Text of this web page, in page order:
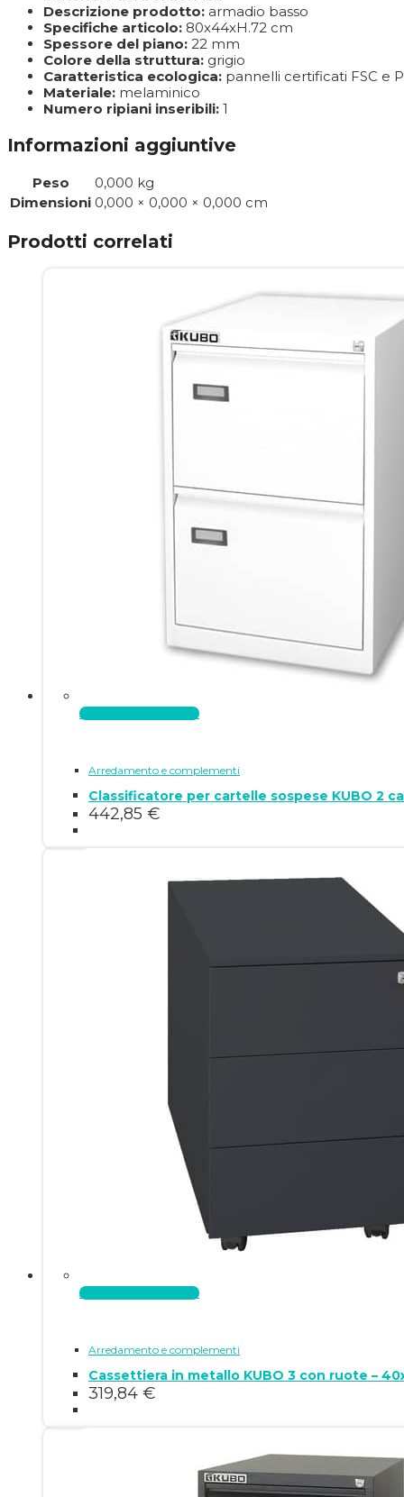
Descrizione prodotto: armadio basso
Specifiche articolo: 80x44xH.72 cm
Spessore del piano: 22 mm
Colore della struttura: grigio
Caratteristica ecologica: pannelli certificati FSC e
Materiale: melaminico
Numero ripiani inseribili: 1
Informazioni aggiuntive
Peso
0,000 kg
Dimensioni 0,000 × 0,000 × 0,000 cm
Prodotti correlati
Aggiungi al carrello
Arredamento e complementi
Classificatore per cartelle sospese KUBO 2
442,85 €
Aggiungi al carrello
Arredamento e complementi
Cassettiera in metallo KUBO 3 con ruote –
319,84 €